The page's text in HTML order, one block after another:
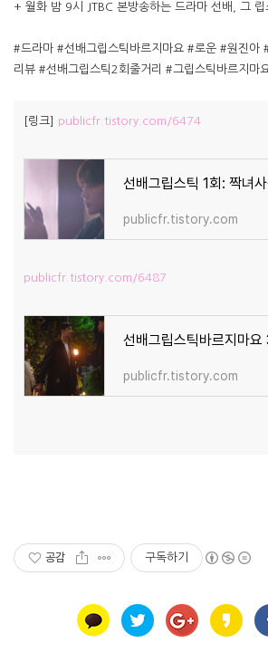
+ 월화 밤 9시 JTBC 본방송하는 드라마 선배, 그 립
#드라마 #선배그립스틱바르지마요 #로운 #원진아
리뷰 #선배그립스틱2회줄거리 #그립스틱바르지마
[링크] publicfr.tistory.com/6474
publicfr.tistory.com
publicfr.tistory.com/6487
publicfr.tistory.com
공감 구독하기